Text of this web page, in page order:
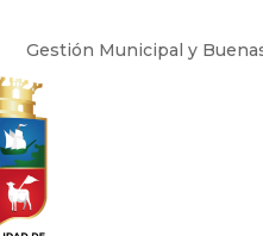
Gestión Municipal y